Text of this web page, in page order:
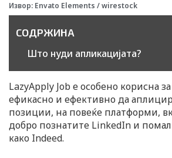
Извор: Envato Еlements / wirestock
СОДРЖИНА
Што нуди апликацијата?
LazyApply Job е особено корисна
ефикасно и ефективно да
позиции, на повеќе платформи,
добро познатите LinkedIn и
како Indeed.